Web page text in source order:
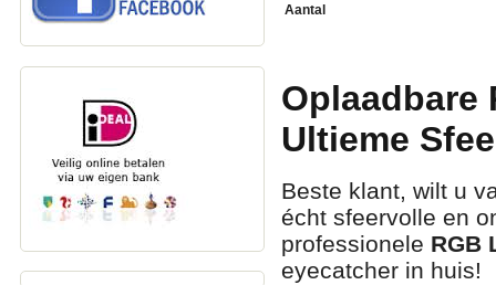
Aantal
Oplaadbare
Ultieme
Beste klant, wilt u
écht sfeervolle en
professionele RGB
eyecatcher in huis!